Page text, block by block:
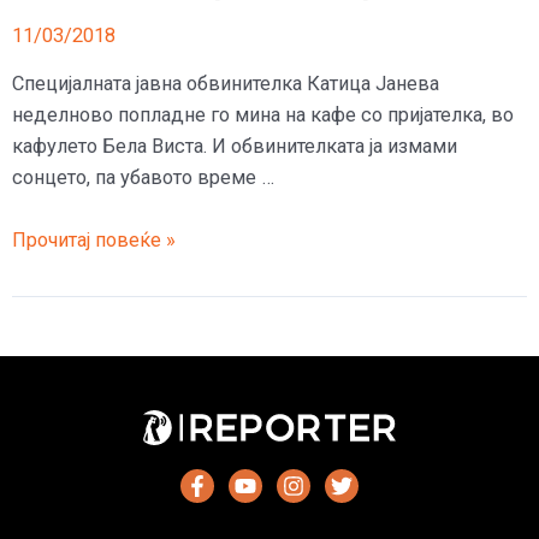
11/03/2018
Специјалната јавна обвинителка Катица Јанева
неделново попладне го мина на кафе со пријателка, во
кафулето Бела Виста. И обвинителката ја измами
сонцето, па убавото време …
Катица
опушта
Прочитај повеќе »